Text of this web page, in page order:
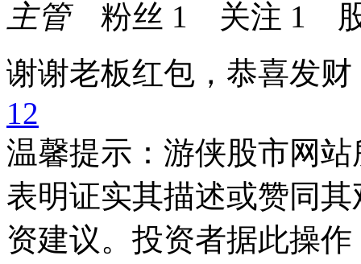
主管粉丝 1 关注 1
谢谢老板红包，恭喜发财
12
温馨提示：游侠股市网
表明证实其描述或赞同
资建议。投资者据此操